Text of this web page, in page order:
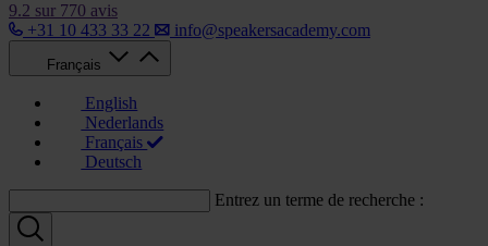
9.2 sur 770 avis
+31 10 433 33 22
info@speakersacademy.com
Français
English
Nederlands
Français
Deutsch
Entrez un terme de recherche :